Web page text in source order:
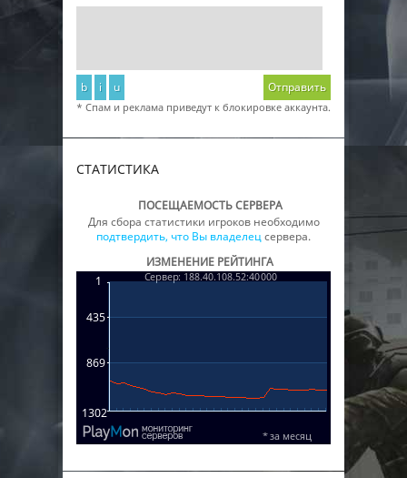
b i u Отправить
* Спам и реклама приведут к блокировке аккаунта.
СТАТИСТИКА
ПОСЕЩАЕМОСТЬ СЕРВЕРА
Для сбора статистики игроков необходимо
подтвердить, что Вы владелецсервера.
ИЗМЕНЕНИЕ РЕЙТИНГА